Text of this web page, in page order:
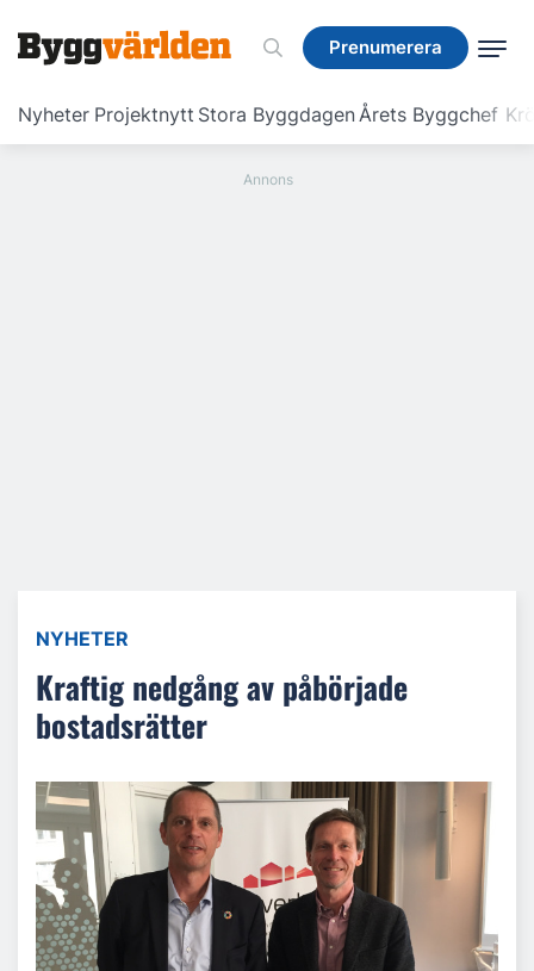
Prenumerera
Nyheter Projektnytt Stora ByggdagenÅrets Byggchef
Prenumerera
NYHETER
Kraftig nedgång av påbörjade
bostadsrätter